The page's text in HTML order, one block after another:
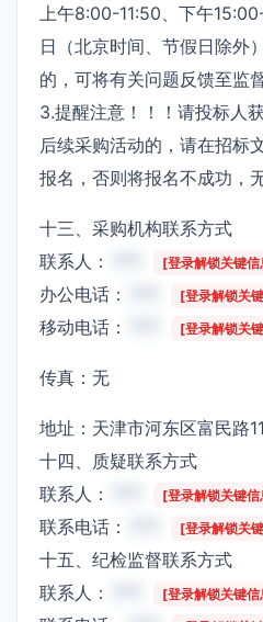
上午8:00-11:50、下午
日（北京时间、节假日除外
的，可将有关问题反馈至监
3.提醒注意！！！请投标人
后续采购活动的，请在招标
报名，否则将报名不成功，
十三、采购机构联系方式
联系人：
[登录解锁关键信
办公电话： [登录解锁关
移动电话： [登录解锁关
传真：无
地址：天津市河东区富民路
十四、质疑联系方式
联系人：
[登录解锁关键信
联系电话： [登录解锁关
十五、纪检监督联系方式
联系人：
[登录解锁关键信